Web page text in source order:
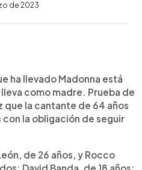
de 2023
ha llevado Madonna está
como madre. Prueba de
que la cantante de 64 años
con la obligación de seguir
de 26 años, y Rocco
David Banda, de 18 años;